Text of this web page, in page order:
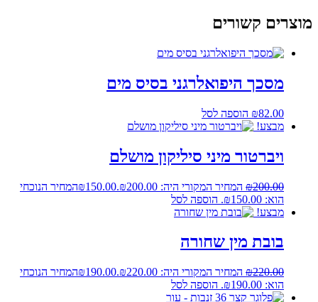
מוצרים קשורים
מסכך היפואלרגני בסיס מים
₪82.00
הוספה לסל
מבצע!
ויברטור מיני סיליקון מושלם
₪200.00 המחיר המקורי היה: ₪200.00. ₪150.00
המחיר הנוכחי
הוא: ₪150.00.
הוספה לסל
מבצע!
בובת מין שחורה
₪220.00 המחיר המקורי היה: ₪220.00. ₪190.00
המחיר הנוכחי
הוא: ₪190.00.
הוספה לסל